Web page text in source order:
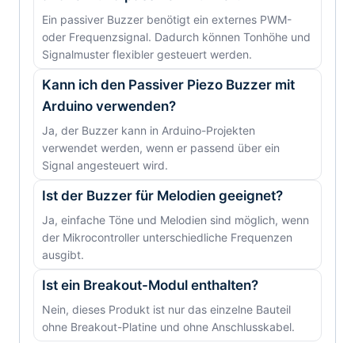
Ein passiver Buzzer benötigt ein externes PWM-
oder Frequenzsignal. Dadurch können Tonhöhe und
Signalmuster flexibler gesteuert werden.
Kann ich den Passiver Piezo Buzzer mit
Arduino verwenden?
Ja, der Buzzer kann in Arduino-Projekten
verwendet werden, wenn er passend über ein
Signal angesteuert wird.
Ist der Buzzer für Melodien geeignet?
Ja, einfache Töne und Melodien sind möglich, wenn
der Mikrocontroller unterschiedliche Frequenzen
ausgibt.
Ist ein Breakout-Modul enthalten?
Nein, dieses Produkt ist nur das einzelne Bauteil
ohne Breakout-Platine und ohne Anschlusskabel.